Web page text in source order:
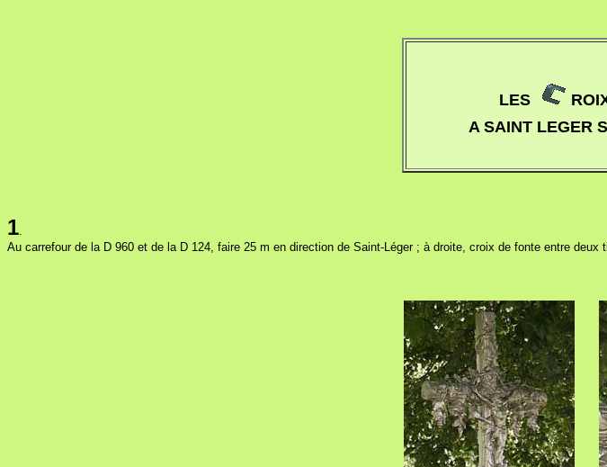
LES
A SAINT LEGER
1.
Au carrefour de la D 960 et de la D 124, faire 25 m en direction de Saint-Léger ; à droite, croix de fonte entre